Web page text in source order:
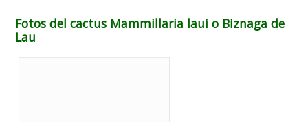
Fotos del cactus Mammillaria laui o Biznaga de
Lau